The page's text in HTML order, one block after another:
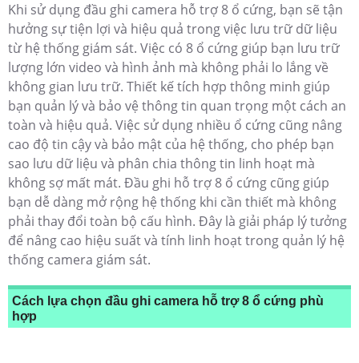
Khi sử dụng đầu ghi camera hỗ trợ 8 ổ cứng, bạn sẽ tận
hưởng sự tiện lợi và hiệu quả trong việc lưu trữ dữ liệu
từ hệ thống giám sát. Việc có 8 ổ cứng giúp bạn lưu trữ
lượng lớn video và hình ảnh mà không phải lo lắng về
không gian lưu trữ. Thiết kế tích hợp thông minh giúp
bạn quản lý và bảo vệ thông tin quan trọng một cách an
toàn và hiệu quả. Việc sử dụng nhiều ổ cứng cũng nâng
cao độ tin cậy và bảo mật của hệ thống, cho phép bạn
sao lưu dữ liệu và phân chia thông tin linh hoạt mà
không sợ mất mát. Đầu ghi hỗ trợ 8 ổ cứng cũng giúp
bạn dễ dàng mở rộng hệ thống khi cần thiết mà không
phải thay đổi toàn bộ cấu hình. Đây là giải pháp lý tưởng
để nâng cao hiệu suất và tính linh hoạt trong quản lý hệ
thống camera giám sát.
Cách lựa chọn đầu ghi camera hỗ trợ 8 ổ cứng phù
hợp